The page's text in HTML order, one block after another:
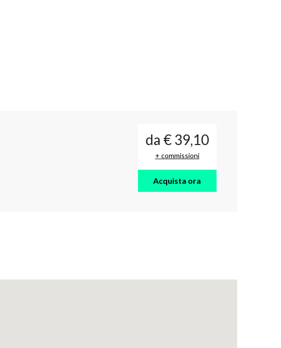
da € 39,10
+ commissioni
Acquista ora